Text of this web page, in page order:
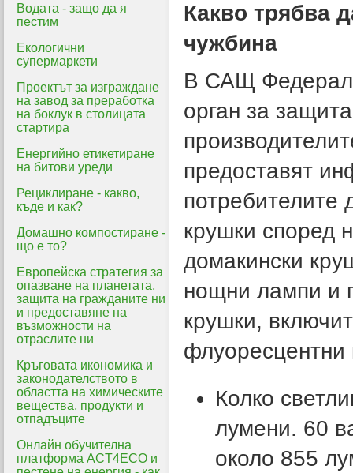
Водата - защо да я
пестим
Екологични
супермаркети
Проектът за изграждане
на завод за преработка
на боклук в столицата
стартира
Енергийно етикетиране
на битови уреди
Рециклиране - какво,
къде и как?
Домашно компостиране -
що е то?
Eвропейска стратегия за
опазване на планетата,
защита на гражданите ни
и предоставяне на
възможности на
отраслите ни
Кръговата икономика и
законодателството в
областта на химическите
вещества, продукти и
отпадъците
Онлайн обучителна
платформа ACT4ECO и
Какво трябва
чужбина
В САЩ
орган за
предоставят
потребителите
крушки според
домакински
нощни лампи и
крушки,
Колко
лумени. 60
около 855